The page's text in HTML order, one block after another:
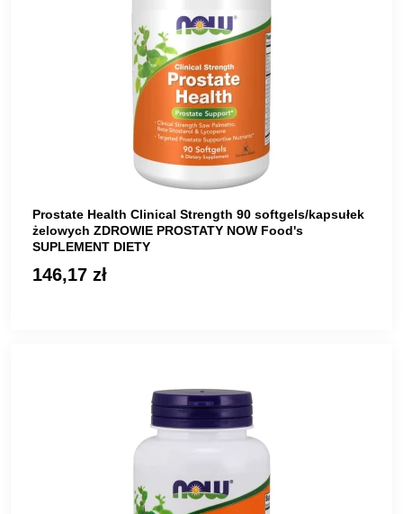
Prostate Health Clinical Strength 90 softgels/kapsułek
żelowych ZDROWIE PROSTATY NOW Food's
SUPLEMENT DIETY
146,17 zł